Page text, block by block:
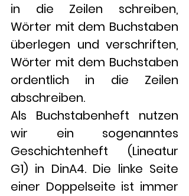
in die Zeilen schreiben,
Wörter mit dem Buchstaben
überlegen und verschriften,
Wörter mit dem Buchstaben
ordentlich in die Zeilen
abschreiben.
Als Buchstabenheft nutzen
wir ein sogenanntes
Geschichtenheft (Lineatur
G1) in DinA4. Die linke Seite
einer Doppelseite ist immer